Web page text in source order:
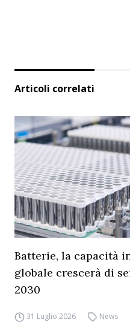
Articoli correlati
Batterie, la capacità
globale crescerà di
2030
31 Luglio 2026 News